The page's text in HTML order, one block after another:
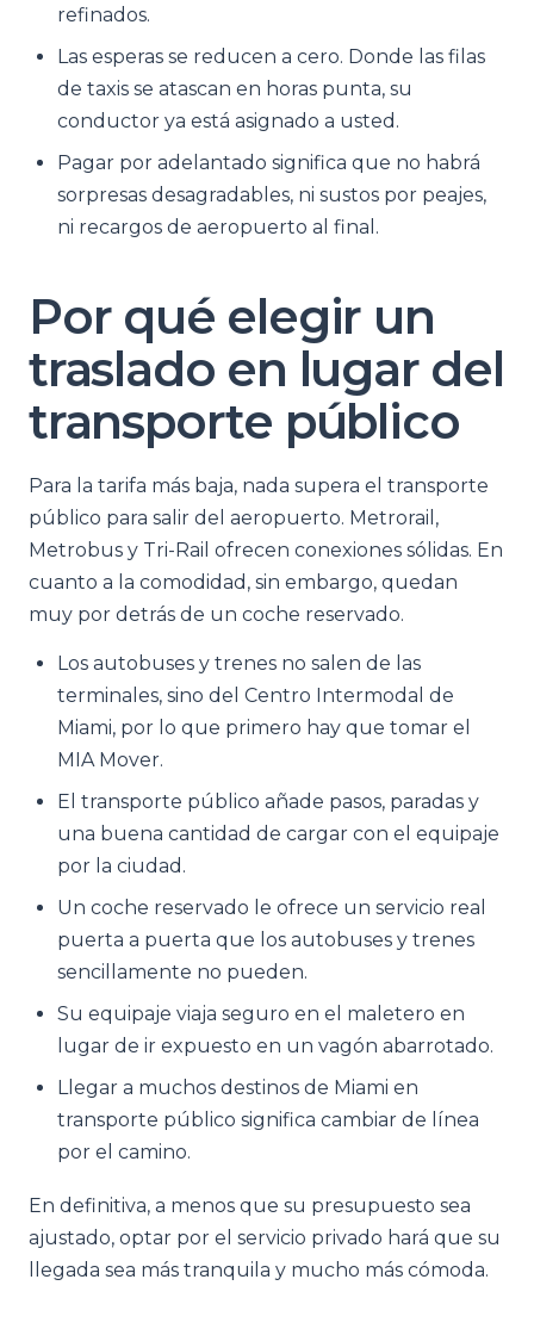
refinados.
Las esperas se reducen a cero. Donde las filas
de taxis se atascan en horas punta, su
conductor ya está asignado a usted.
Pagar por adelantado significa que no habrá
sorpresas desagradables, ni sustos por peajes,
ni recargos de aeropuerto al final.
Por qué elegir un
traslado en lugar del
transporte público
Para la tarifa más baja, nada supera el transporte
público para salir del aeropuerto. Metrorail,
Metrobus y Tri-Rail ofrecen conexiones sólidas. En
cuanto a la comodidad, sin embargo, quedan
muy por detrás de un coche reservado.
Los autobuses y trenes no salen de las
terminales, sino del Centro Intermodal de
Miami, por lo que primero hay que tomar el
MIA Mover.
El transporte público añade pasos, paradas y
una buena cantidad de cargar con el equipaje
por la ciudad.
Un coche reservado le ofrece un servicio real
puerta a puerta que los autobuses y trenes
sencillamente no pueden.
Su equipaje viaja seguro en el maletero en
lugar de ir expuesto en un vagón abarrotado.
Llegar a muchos destinos de Miami en
transporte público significa cambiar de línea
por el camino.
En definitiva, a menos que su presupuesto sea
ajustado, optar por el servicio privado hará que su
llegada sea más tranquila y mucho más cómoda.